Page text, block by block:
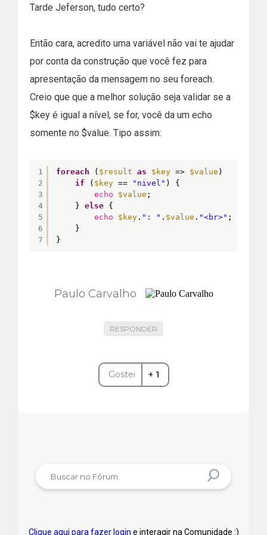
Tarde Jeferson, tudo certo?
Então cara, acredito uma variável não vai te ajudar
por conta da construção que você fez para
apresentação da mensagem no seu foreach.
Creio que que a melhor solução seja validar se a
$key é igual a nível, se for, você da um echo
somente no $value. Tipo assim:
1
2
3
4
5
6
7
foreach ( $result as $key => $value )
if
( $key == "nivel" ) {
echo
$value ;
} else {
echo
$key . ": " . $value . "<br>"
}
}
Paulo Carvalho
RESPONDER
Gostei + 1
Clique aqui para fazer login e interagir na Comunidade :)